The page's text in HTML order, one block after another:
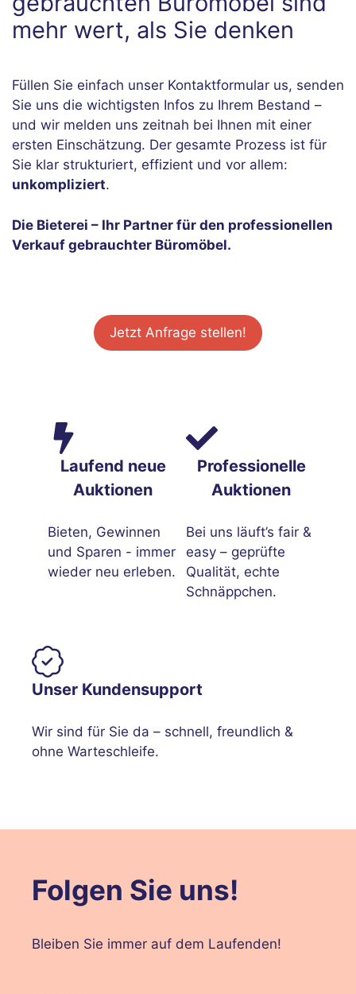
mehr wert, als Sie denken
Füllen Sie einfach unser Kontaktformular us, senden
Sie uns die wichtigsten Infos zu Ihrem Bestand –
und wir melden uns zeitnah bei Ihnen mit einer
ersten Einschätzung. Der gesamte Prozess ist für
Sie klar strukturiert, effizient und vor allem:
unkompliziert.
Die Bieterei – Ihr Partner für den professionellen
Verkauf gebrauchter Büromöbel.
Jetzt Anfrage stellen!
Laufend neue
Auktionen
Bieten, Gewinnen
und Sparen - immer
wieder neu erleben.
Professionelle
Auktionen
Bei uns läuft’s fair &
easy – geprüfte
Qualität, echte
Schnäppchen.
Unser Kundensupport
Wir sind für Sie da – schnell, freundlich &
ohne Warteschleife.
Folgen Sie uns!
Bleiben Sie immer auf dem Laufenden!